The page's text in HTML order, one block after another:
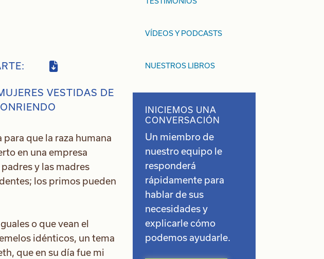
que la raza humana
en una empresa
y las madres
los primos pueden
o que vean el
idénticos, un tema
que en su día fue mi
VÍDEOS Y PODCASTS
NUESTROS LIBROS
INICIEMOS UNA
CONVERSACIÓN
Un miembro de
nuestro equipo le
responderá
rápidamente para
hablar de sus
necesidades y
explicarle cómo
podemos ayudarle.